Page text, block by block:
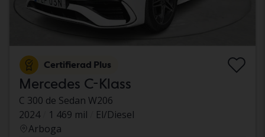
Certifierad Plus
Mercedes C-Klass
C 300 de Sedan W206
2024
1 469 mil
El/Diesel
Arboga